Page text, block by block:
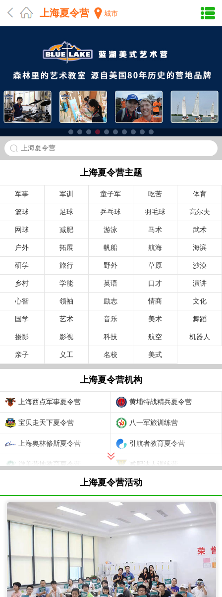
上海夏令营 城市
上海夏令营
上海夏令营主题
军事 军训 童子军 吃苦 体育
篮球 足球 乒乓球 羽毛球 高尔夫
网球 减肥 游泳 马术 武术
户外 拓展 帆船 航海 海滨
研学 旅行 野外 草原 沙漠
乡村 学能 英语 口才 演讲
心智 领袖 励志 情商 文化
国学 艺术 音乐 美术 舞蹈
摄影 影视 科技 航空 机器人
亲子 义工 名校 美式
上海夏令营机构
上海西点军事夏令营 黄埔特战精兵夏令营
宝贝走天下夏令营 八一军旅训练营
上海奥林修斯夏令营 引航者教育夏令营
游美营地教育夏令营 减肥达人训练营
新东方英语学习夏令营 黄埔军事训练营
坚果部落夏令营 小勇兵军事夏令营
上海李秋平篮球夏令营 志行趣学夏令营
蓝湖艺术夏令营
美伴文化英式夏令营 巅峰减重训练营
凯撒童行夏令营 成长传送门夏令营
上海夏令营活动